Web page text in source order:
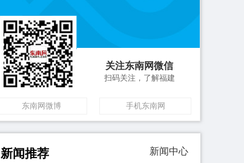
关注东南网微信
扫码关注，了解福建
东南网微博 手机东南网
新闻推荐 新闻中心